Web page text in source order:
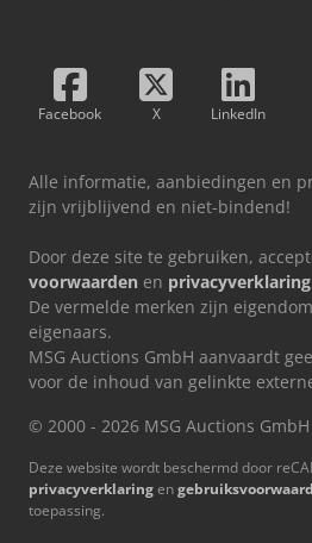
Facebook X LinkedIn
Alle informatie, aanbiedingen en
zijn vrijblijvend en niet-bindend!
Door deze site te gebruiken,
voorwaarden en privacyverklaring
De vermelde merken zijn
eigenaars.
MSG Auctions GmbH aanvaardt
voor de inhoud van gelinkte
© 2000 - 2026 MSG Auctions GmbH
Deze website wordt beschermd door
privacyverklaringen
toepassing.